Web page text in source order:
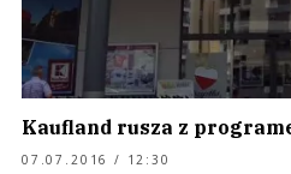
Kaufland rusza z
07.07.2016 / 12:30